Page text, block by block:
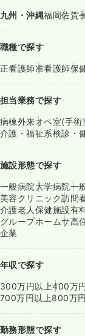
九州・沖縄福岡佐賀
職種で探す
正看護師准看護師保
担当業務で探す
病棟外来オペ室(手術
介護・福祉系検診・
施設形態で探す
一般病院大学病院一
美容クリニック訪問
介護老人保健施設有
グループホームサ高
企業
年収で探す
300万円以上400万
700万円以上800万
勤務形態で探す